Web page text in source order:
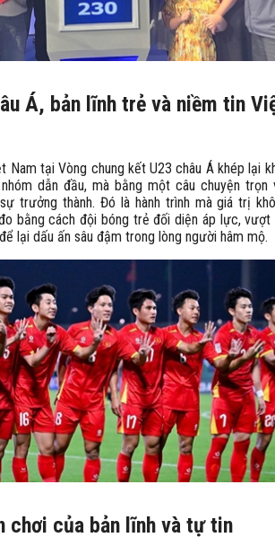
Á, bản lĩnh trẻ và niềm tin
Nam tại Vòng chung kết U23 châu Á khép lại
dẫn đầu, mà bằng một câu chuyện trọn
trưởng thành. Đó là hành trình mà giá trị
bằng cách đội bóng trẻ đối diện áp lực, vượt
lại dấu ấn sâu đậm trong lòng người hâm mộ.
chơi của bản lĩnh và tự tin